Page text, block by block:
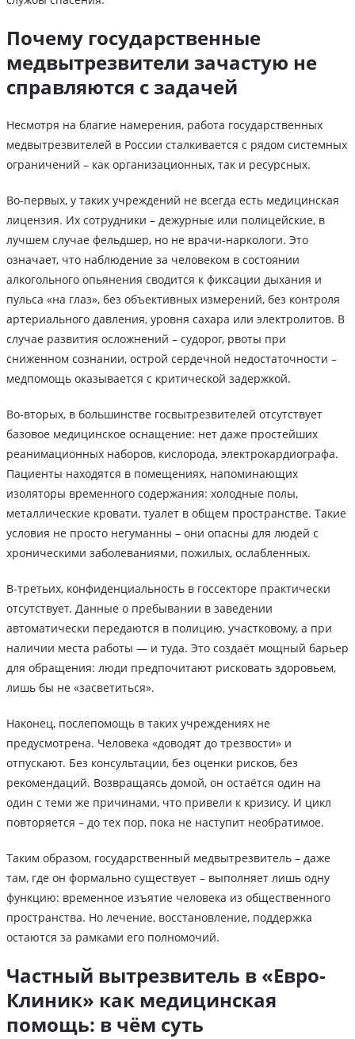
Почему государственные
медвытрезвители зачастую не
справляются с задачей
Несмотря на благие намерения, работа государственных
медвытрезвителей в России сталкивается с рядом системных
ограничений – как организационных, так и ресурсных.
Во-первых, у таких учреждений не всегда есть медицинская
лицензия. Их сотрудники – дежурные или полицейские, в
лучшем случае фельдшер, но не врачи-наркологи. Это
означает, что наблюдение за человеком в состоянии
алкогольного опьянения сводится к фиксации дыхания и
пульса «на глаз», без объективных измерений, без контроля
артериального давления, уровня сахара или электролитов. В
случае развития осложнений – судорог, рвоты при
сниженном сознании, острой сердечной недостаточности –
медпомощь оказывается с критической задержкой.
Во-вторых, в большинстве госвытрезвителей отсутствует
базовое медицинское оснащение: нет даже простейших
реанимационных наборов, кислорода, электрокардиографа.
Пациенты находятся в помещениях, напоминающих
изоляторы временного содержания: холодные полы,
металлические кровати, туалет в общем пространстве. Такие
условия не просто негуманны – они опасны для людей с
хроническими заболеваниями, пожилых, ослабленных.
В-третьих, конфиденциальность в госсекторе практически
отсутствует. Данные о пребывании в заведении
автоматически передаются в полицию, участковому, а при
наличии места работы — и туда. Это создаёт мощный барьер
для обращения: люди предпочитают рисковать здоровьем,
лишь бы не «засветиться».
Наконец, послепомощь в таких учреждениях не
предусмотрена. Человека «доводят до трезвости» и
отпускают. Без консультации, без оценки рисков, без
рекомендаций. Возвращаясь домой, он остаётся один на
один с теми же причинами, что привели к кризису. И цикл
повторяется – до тех пор, пока не наступит необратимое.
Таким образом, государственный медвытрезвитель – даже
там, где он формально существует – выполняет лишь одну
функцию: временное изъятие человека из общественного
пространства. Но лечение, восстановление, поддержка
остаются за рамками его полномочий.
Частный вытрезвитель в «Евро-
Клиник» как медицинская
помощь: в чём суть